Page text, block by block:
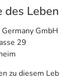
des
GmbH
29
zu diesem